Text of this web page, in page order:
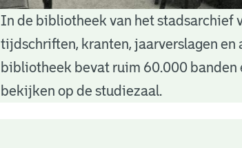
In de bibliotheek van het stadsarchief
tijdschriften, kranten, jaarverslagen en
bibliotheek bevat ruim 60.000
bekijken op de studiezaal.